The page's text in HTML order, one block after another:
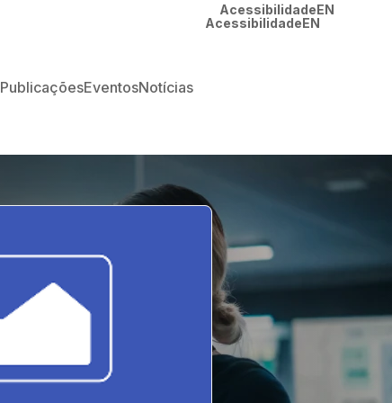
AcessibilidadeEN
PublicaçõesEventosNotícias
AcessibilidadeEN